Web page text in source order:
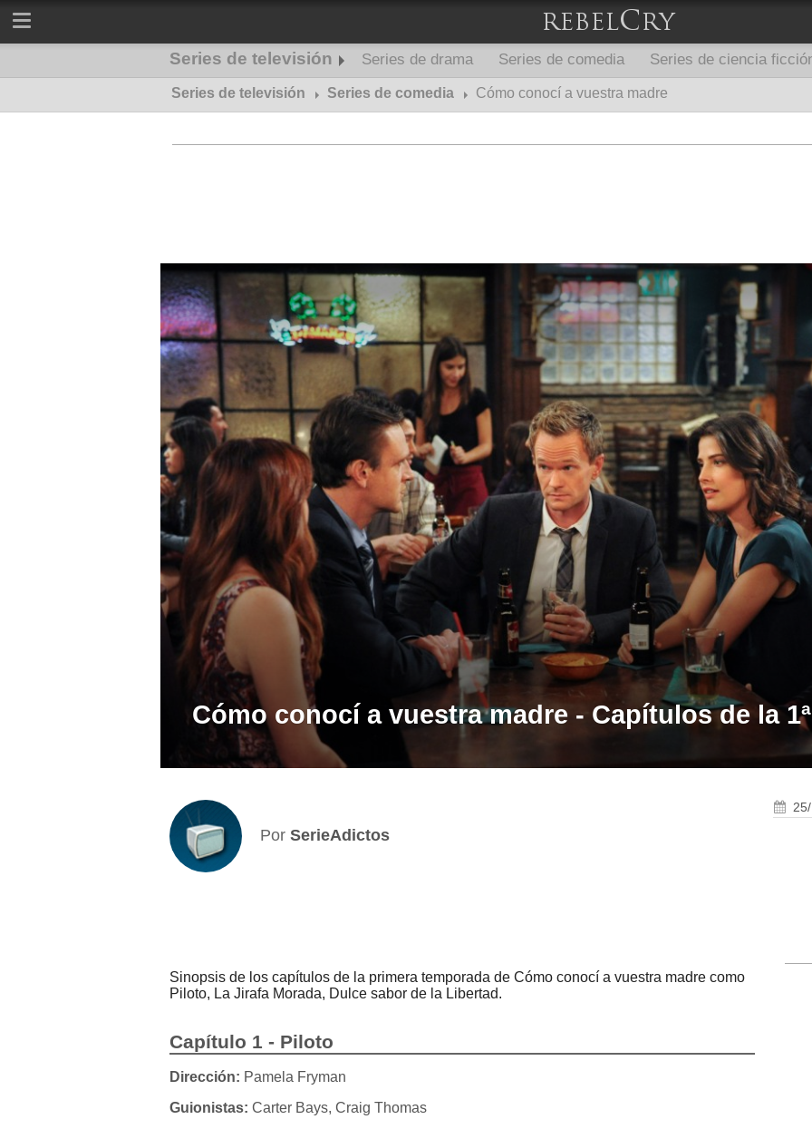
Series de televisión Series de drama Series de comedia Series de ciencia
Series de misterio
Series de televisión Series de comedia Cómo conocí a vuestra madre
Cómo conocí a vuestra madre - Capítulos de la
Por SerieAdictos
Sinopsis de los capítulos de la primera temporada de Cómo conocí a vuestra madre como
Piloto, La Jirafa Morada, Dulce sabor de la Libertad.
Capítulo 1 - Piloto
Dirección: Pamela Fryman
Guionistas: Carter Bays, Craig Thomas